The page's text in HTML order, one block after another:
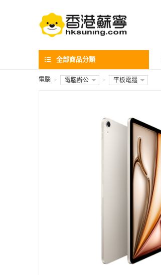
全部商品分類
電腦 > 電腦辦公 > 平板電腦